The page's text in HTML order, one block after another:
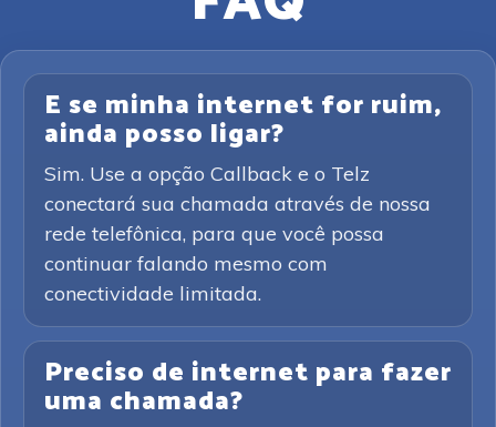
E se minha internet for ruim,
ainda posso ligar?
Sim. Use a opção Callback e o Telz
conectará sua chamada através de nossa
rede telefônica, para que você possa
continuar falando mesmo com
conectividade limitada.
Preciso de internet para fazer
uma chamada?